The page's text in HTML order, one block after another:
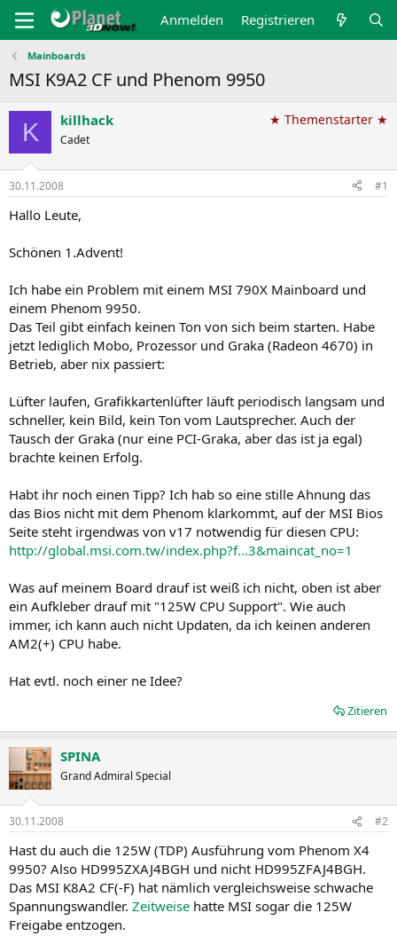
Anmelden Registrieren
Mainboards
MSI K9A2 CF und Phenom 9950
K killhack
Cadet
★ Themenstarter ★
30.11.2008 #1
Hallo Leute,
Schönen 1.Advent!
Ich habe ein Problem mit einem MSI 790X Mainboard und
einem Phenom 9950.
Das Teil gibt einfach keinen Ton von sich beim starten. Habe
jetzt lediglich Mobo, Prozessor und Graka (Radeon 4670) in
Betrieb, aber nix passiert:
Lüfter laufen, Grafikkartenlüfter läuft periodisch langsam und
schneller, kein Bild, kein Ton vom Lautsprecher. Auch der
Tausch der Graka (nur eine PCI-Graka, aber das ist ja egal)
brachte keinen Erfolg.
Habt ihr noch einen Tipp? Ich hab so eine stille Ahnung das
das Bios nicht mit dem Phenom klarkommt, auf der MSI Bios
Seite steht irgendwas von v17 notwendig für diesen CPU:
http://global.msi.com.tw/index.php?f...3&maincat_no=1
Was auf meinem Board drauf ist weiß ich nicht, oben ist aber
ein Aufkleber drauf mit "125W CPU Support". Wie auch
immer, ich kann auch nicht Updaten, da ich keinen anderen
AM2(+) CPU habe.
Hat evtl. noch einer ne Idee?
Zitieren
SPINA
Grand Admiral Special
30.11.2008 #2
Hast du auch die 125W (TDP) Ausführung vom Phenom X4
9950? Also HD995ZXAJ4BGH und nicht HD995ZFAJ4BGH.
Das MSI K8A2 CF(-F) hat nämlich vergleichsweise schwache
Spannungswandler. Zeitweise hatte MSI sogar die 125W
Freigabe entzogen.